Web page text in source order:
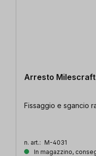
Arresto
Fissaggio e sgancio
n. art.: M-4031
In magazzino,